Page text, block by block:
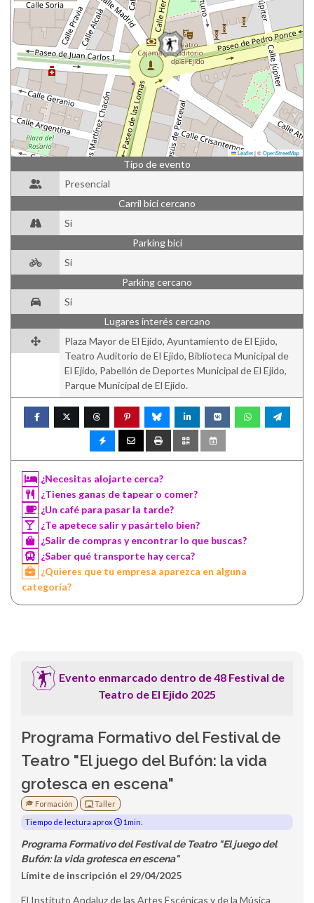
Leaflet|©OpenStreetMap
Tipo de evento
Presencial
Carril bici cercano
Si
Parking bici
Si
Parking cercano
Si
Lugares interés cercano
Plaza Mayor de El Ejido, Ayuntamiento de El Ejido,
Teatro Auditorio de El Ejido, Biblioteca Municipal de
El Ejido, Pabellón de Deportes Municipal de El Ejido,
Parque Municipal de El Ejido.
¿Necesitas alojarte cerca?
¿Tienes ganas de tapear o comer?
¿Un café para pasar la tarde?
¿Te apetece salir y pasártelo bien?
¿Salir de compras y encontrar lo que buscas?
¿Saber qué transporte hay cerca?
¿Quieres que tu empresa aparezca en alguna
categoría?
Evento enmarcado dentro de 48 Festival de
Teatro de El Ejido 2025
Programa Formativo del Festival de
Teatro "El juego del Bufón: la vida
grotesca en escena"
Formación
Taller
Tiempo de lectura aprox
1min.
Programa Formativo del Festival de Teatro "El juego del
Bufón: la vida grotesca en escena"
Límite de inscripción el 29/04/2025
El Instituto Andaluz de las Artes Escénicas y de la Música